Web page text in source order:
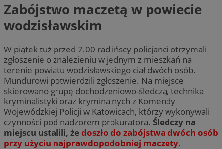
Zabójstwo maczetą w powiecie
wodzisławskim
W piątek tuż przed 7.00 radlińscy policjanci otrzymali
zgłoszenie o znalezieniu w jednym z mieszkań na
terenie powiatu wodzisławskiego ciał dwóch osób.
Mundurowi potwierdzili zgłoszenie. Na miejsce
skierowano grupę dochodzeniowo-śledczą, technika
kryminalistyki oraz kryminalnych z Komendy
Wojewódzkiej Policji w Katowicach, którzy wykonywali
czynności pod nadzorem prokuratora. Śledczy na
miejscu ustalili, żedoszło do zabójstwa dwóch osób
przy użyciu najprawdopodobniej maczety.